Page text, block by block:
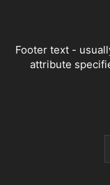
Footer text -
attribute